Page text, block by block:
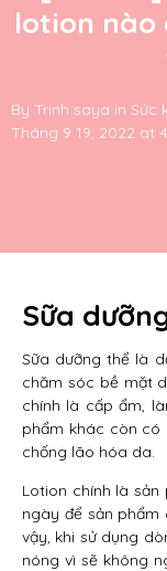
lotion nào
By Trinh saya in Sức
Tháng 9 19, 2022 at
Sữa
Sữa dưỡng thể là
chăm sóc bề mặt
chính là cấp ẩm,
phẩm khác còn có
chống lão hóa da.
Lotion chính là
ngày để sản
vậy, khi sử dụng
nóng vì sẽ không